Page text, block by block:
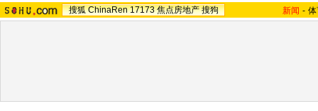
搜狐 ChinaRen 17173 焦点房地产 搜狗 新闻 -